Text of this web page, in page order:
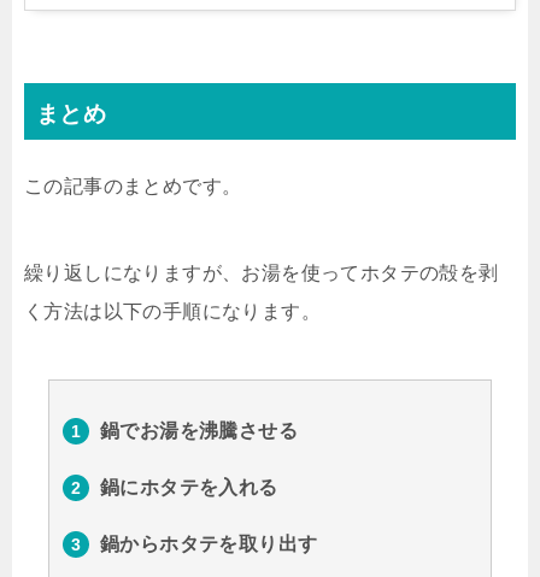
まとめ
この記事のまとめです。
繰り返しになりますが、お湯を使ってホタテの殻を剥
く方法は以下の手順になります。
鍋でお湯を沸騰させる
鍋にホタテを入れる
鍋からホタテを取り出す